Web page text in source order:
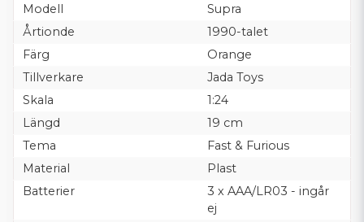
Modell
Supra
Årtionde
1990-talet
Färg
Orange
Tillverkare
Jada Toys
Skala
1:24
Längd
19 cm
Tema
Fast & Furious
Material
Plast
Batterier
3 x AAA/LR03 - ingår
ej